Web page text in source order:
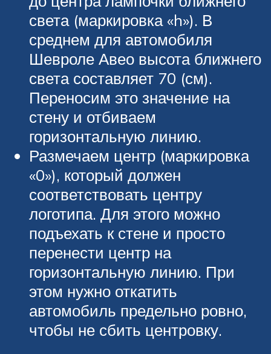
света (маркировка «h»). В
среднем для автомобиля
Шевроле Авео высота ближнего
света составляет 70 (см).
Переносим это значение на
стену и отбиваем
горизонтальную линию.
Размечаем центр (маркировка
«0»), который должен
соответствовать центру
логотипа. Для этого можно
подъехать к стене и просто
перенести центр на
горизонтальную линию. При
этом нужно откатить
автомобиль предельно ровно,
чтобы не сбить центровку.